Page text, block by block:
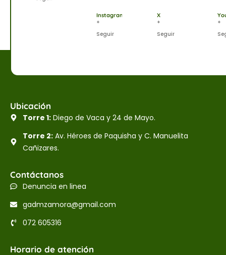
Instagram
+
Seguir
X
+
Seguir
+
Ubicación
Torre 1:Diego de Vaca y 24 de Mayo.
Torre 2:Av. Héroes de Paquisha y C. Manuelita
Cañizares.
Contáctanos
Denuncia en linea
gadmzamora@gmail.com
072 605316
Horario de atención